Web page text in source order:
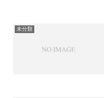
未分類